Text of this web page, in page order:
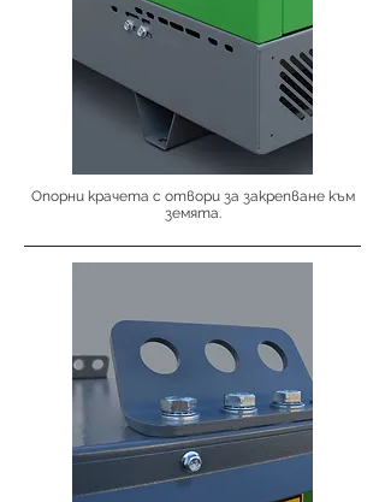
Опорни крачета с отвори за закрепване към
земята.